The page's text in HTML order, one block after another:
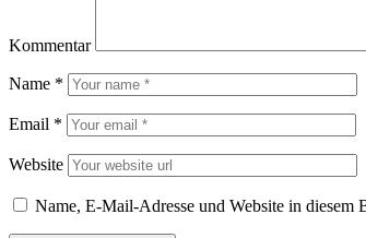
Kommentar
Name *
Email *
Website
Name, E-Mail-Adresse und Website in diesem